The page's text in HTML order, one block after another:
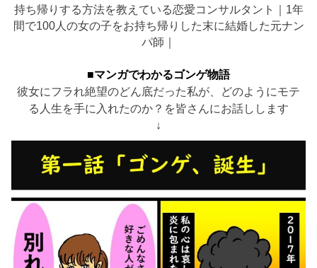
持ち帰りする方法を教えている恋愛コンサルタント｜1年
間で100人の女の子をお持ち帰りした末に結婚した元ナン
パ師｜
■マンガでわかるゴンゲ物語
彼女にフラれ絶望のどん底だった私が、どのようにモテ
る人生を手に入れたのか？を皆さんにお話しします
↓